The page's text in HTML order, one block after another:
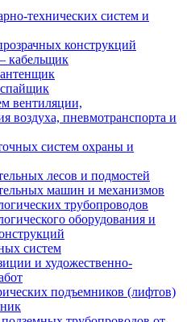
технических систем и
конструкций
кабельщик
вентиляции,
воздуха, пневмотранспорта и
систем охраны и
лесов и подмостей
машин и механизмов
трубопроводов
оборудования и
систем
и художественно-
подъемников (лифтов)